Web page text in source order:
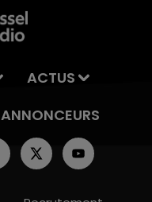
ACTUS
ANNONCEURS